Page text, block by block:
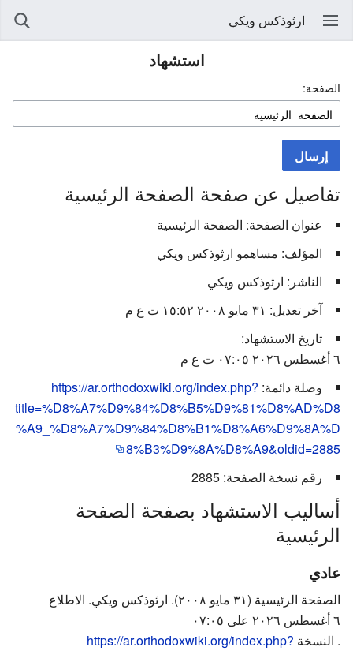
ارثوذكس ويكي
استشهاد
الصفحة:
إرسال
تفاصيل عن صفحة الصفحة الرئيسية
عنوان الصفحة: الصفحة الرئيسية
المؤلف: مساهمو ارثوذكس ويكي
الناشر: ارثوذكس ويكي
آخر تعديل: ٣١ مايو ٢٠٠٨ ١٥:٥٢ ت ع م
تاريخ الاستشهاد:
٦ أغسطس ٢٠٢٦ ٠٧:٠٥ ت ع م
وصلة دائمة: https://ar.orthodoxwiki.org/index.php?
title=%D8%A7%D9%84%D8%B5%D9%81%D8%AD%D8
%A9_%D8%A7%D9%84%D8%B1%D8%A6%D9%8A%D
8%B3%D9%8A%D8%A9&oldid=2885
رقم نسخة الصفحة: 2885
أساليب الاستشهاد بصفحة الصفحة
الرئيسية
عادي
الصفحة الرئيسية (٣١ مايو ٢٠٠٨). ارثوذكس ويكي. الاطلاع
٦ أغسطس ٢٠٢٦ على ٠٧:٠٥
. النسخة https://ar.orthodoxwiki.org/index.php?